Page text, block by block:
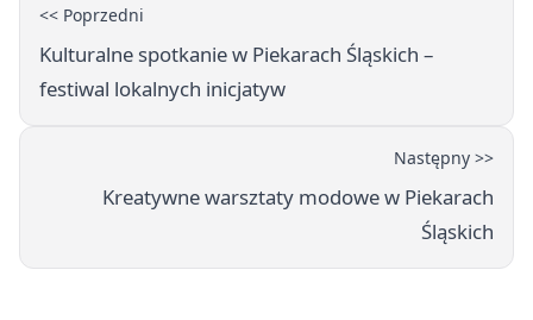
<< Poprzedni
Kulturalne spotkanie w Piekarach Śląskich –
festiwal lokalnych inicjatyw
Następny >>
Kreatywne warsztaty modowe w Piekarach
Śląskich